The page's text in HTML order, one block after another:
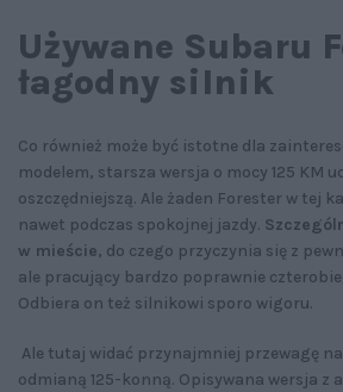
Używane Subaru
łagodny silnik
Co również może być istotne dla
modelem, starsza wersja o mocy 125 KM
oszczędniejszą. Ale żaden Forester w tej
nawet podczas spokojnej jazdy.
w mieście, do czego przyczynia się z
ale pracujący bardzo poprawnie
Odbiera on też silnikowi sporo wigoru.
Ale tutaj widać przynajmniej przewagę
odmianą 125-konną. Opisywana wersja z